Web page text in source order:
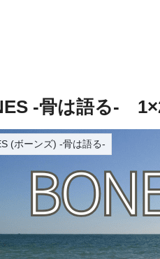
-骨は語る-
(ボーンズ) -骨は語る-